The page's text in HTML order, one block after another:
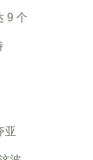
9 个
亚